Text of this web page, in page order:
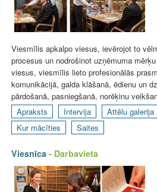
Viesmīlis apkalpo viesus, ievērojot to
procesus un nodrošinot uzņēmuma
viesus, viesmīlis lieto profesionālās
komunikācijā, galda klāšanā, ēdienu un
pārdošanā, pasniegšanā, norēķinu
Apraksts
Intervija Attēlu galerija
Kur mācīties
Saites
Viesnīca - Darbavieta